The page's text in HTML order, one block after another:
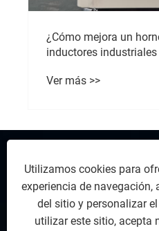
¿Cómo mejora un
inductores
Ver más >>
Productos
Contáctenos
Utilizamos cookies para
experiencia de navegación,
del sitio y personalizar
utilizar este sitio, acepta